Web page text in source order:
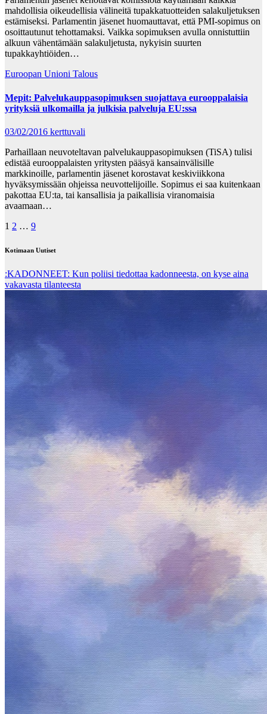
mahdollisia oikeudellisia välineitä tupakkatuotteiden salakuljetuksen
estämiseksi. Parlamentin jäsenet huomauttavat, että PMI-sopimus on
osoittautunut tehottamaksi. Vaikka sopimuksen avulla onnistuttiin
alkuun vähentämään salakuljetusta, nykyisin suurten
tupakkayhtiöiden…
Euroopan Unioni Talous
Mepit: Palvelukauppasopimuksen suojattava eurooppalaisia
yrityksiä ulkomailla ja julkisia palveluja EU:ssa
03/02/2016 kerttuvali
Parhaillaan neuvoteltavan palvelukauppasopimuksen (TiSA) tulisi
edistää eurooppalaisten yritysten pääsyä kansainvälisille
markkinoille, parlamentin jäsenet korostavat keskiviikkona
hyväksymissään ohjeissa neuvottelijoille. Sopimus ei saa kuitenkaan
pakottaa EU:ta, tai kansallisia ja paikallisia viranomaisia
avaamaan…
Posts
pagination
1 2 … 9
Kotimaan Uutiset
:KADONNEET: Kun poliisi tiedottaa kadonneesta, on kyse aina
vakavasta tilanteesta